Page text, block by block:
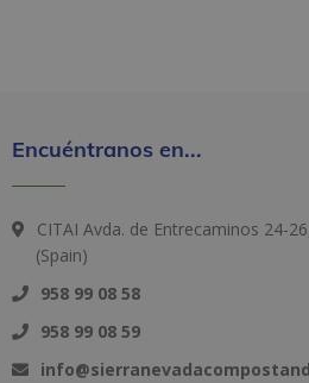
Encuéntranos en...
CITAI Avda. de Entrecaminos 24-
(Spain)
958 99 08 58
958 99 08 59